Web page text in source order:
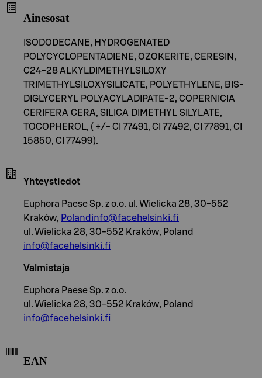
Ainesosat
ISODODECANE, HYDROGENATED
POLYCYCLOPENTADIENE, OZOKERITE, CERESIN,
C24-28 ALKYLDIMETHYLSILOXY
TRIMETHYLSILOXYSILICATE, POLYETHYLENE, BIS-
DIGLYCERYL POLYACYLADIPATE-2, COPERNICIA
CERIFERA CERA, SILICA DIMETHYL SILYLATE,
TOCOPHEROL, ( +/- CI 77491, CI 77492, CI 77891, CI
15850, CI 77499).
Yhteystiedot
Euphora Paese Sp. z o.o. ul. Wielicka 28, 30-552
Kraków, Polandinfo@facehelsinki.fi
ul. Wielicka 28, 30-552 Kraków, Poland
info@facehelsinki.fi
Valmistaja
Euphora Paese Sp. z o.o.
ul. Wielicka 28, 30-552 Kraków, Poland
info@facehelsinki.fi
EAN